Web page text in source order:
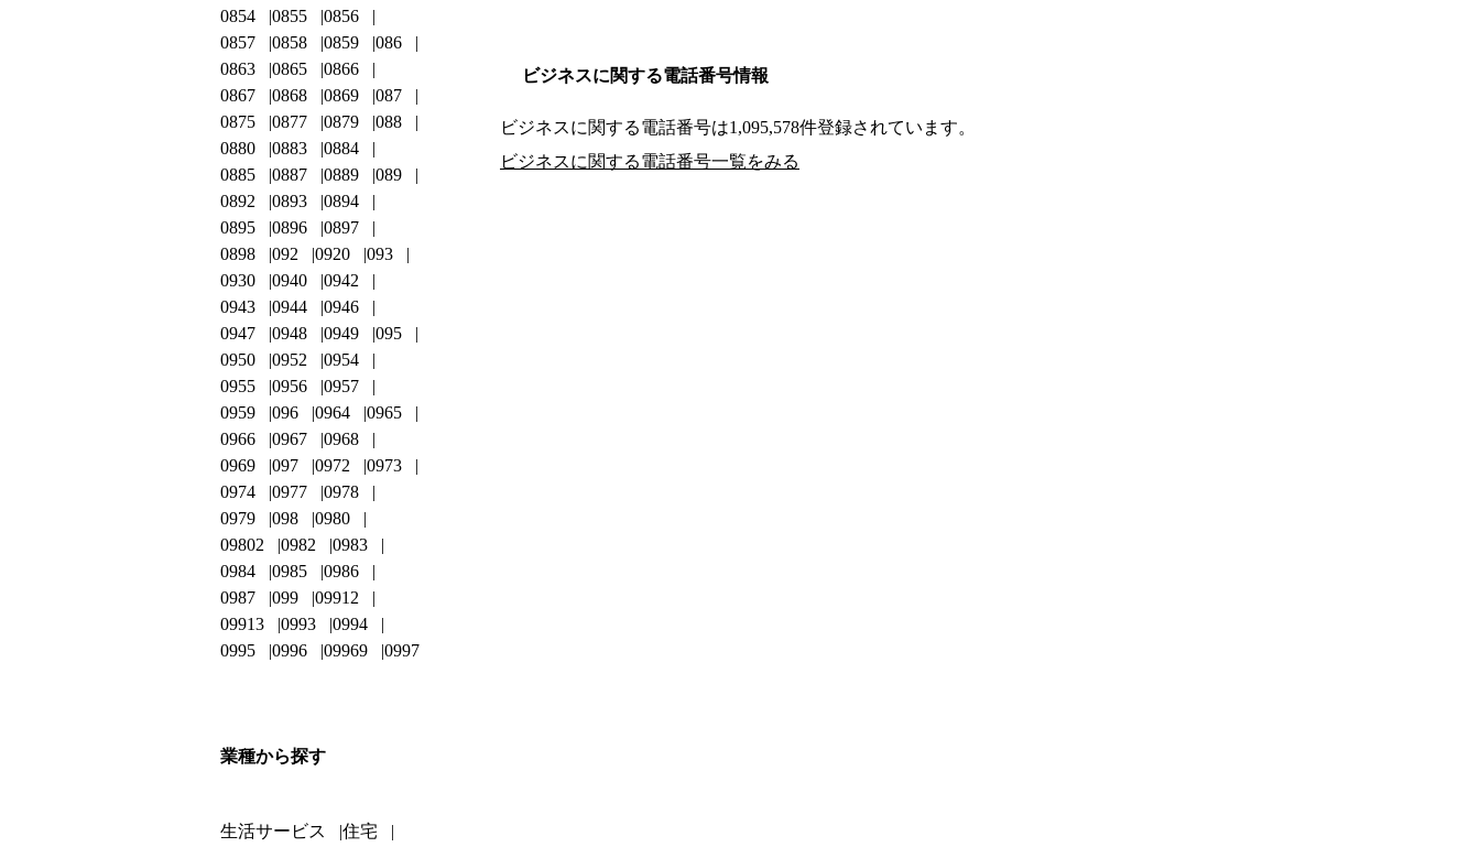
ビジネスに関する電話番号情報
ビジネスに関する電話番号は1,095,578件登録されています。
ビジネスに関する電話番号一覧をみる
0854
0855
0856
0857
0858 0859
086
0863
0865
0866
0867
0868 0869
087
0875
0877 0879
088
0880
0883
0884
0885
0887 0889
089
0892
0893
0894
0895
0896
0897
0898
092 0920
093
0930
0940
0942
0943
0944
0946
0947
0948 0949
095
0950
0952
0954
0955
0956
0957
0959
096 0964
0965
0966
0967
0968
0969
097 0972
0973
0974
0977
0978
0979
098
0980
09802
0982
0983
0984
0985
0986
0987
099
09912
09913
0993
0994
0995
0996 09969 0997
業種から探す
生活サービス 住宅